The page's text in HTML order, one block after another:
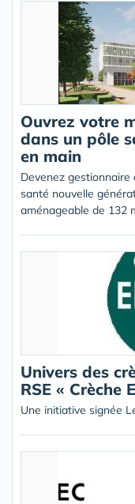
Ouvrez votre
dans un pôle
en main
Devenez gestionnaire
santé nouvelle
aménageable de 132
Univers des
RSE « Crèche
Une initiative signée